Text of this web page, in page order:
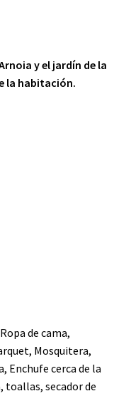
y el jardín de la
la habitación.
de cama,
Mosquitera,
Enchufe cerca de la
toallas, secador de